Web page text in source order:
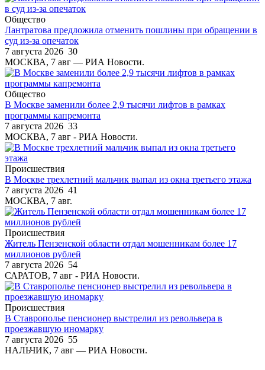
Общество
Лантратова предложила отменить пошлины при обращении в
суд из-за опечаток
7 августа 2026 30
МОСКВА, 7 авг — РИА Новости.
Общество
В Москве заменили более 2,9 тысячи лифтов в рамках
программы капремонта
7 августа 2026 33
МОСКВА, 7 авг - РИА Новости.
Происшествия
В Москве трехлетний мальчик выпал из окна третьего этажа
7 августа 2026 41
МОСКВА, 7 авг.
Происшествия
Житель Пензенской области отдал мошенникам более 17
миллионов рублей
7 августа 2026 54
САРАТОВ, 7 авг - РИА Новости.
Происшествия
В Ставрополье пенсионер выстрелил из револьвера в
проезжавшую иномарку
7 августа 2026 55
НАЛЬЧИК, 7 авг — РИА Новости.